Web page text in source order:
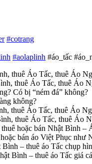
#cotrang
#aolaplinh #áo_tấc
thuê Áo Tấc, thuê Áo
thuê Áo Tấc, thuê Áo
Có bị “ném đá” không?
không?
thuê Áo Tấc, thuê Áo
thuê Áo Tấc, thuê Áo
hoặc bán Nhật Bình
bán áo Việt Phục
– thuê áo Tấc chụp
Bình – thuê áo Tấc giá